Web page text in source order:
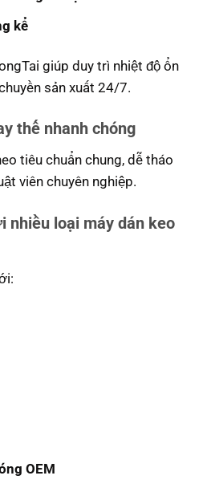
kể
giúp duy trì nhiệt độ ổn
sản xuất 24/7.
thế nhanh chóng
tiêu chuẩn chung, dễ tháo
viên chuyên nghiệp.
nhiều loại máy dán keo
OEM